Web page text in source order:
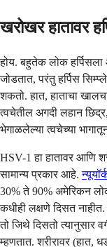
खरोखर हातावर
होय. बहुतेक लोक हर्पिसला
जोडतात, परंतु हर्पिस
शकतो. हात, हाताचा
त्वचेतील अगदी लहान
भेगाळलेल्या त्वचेच्या
HSV-1 हा हातावर आणि
सामान्य प्रकार आहे.
30% ते 90% अमेरिकन
कधीही लक्षणे दिसत
तो जिथे दिसतो त्यानुसार
म्हणतात. शरीरावर (हात,